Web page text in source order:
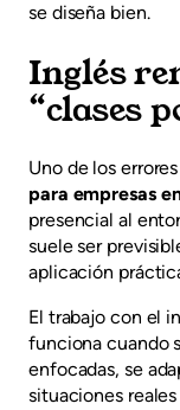
se diseña bien.
Inglés
“clases
Uno de los
para empresas
presencial al
suele ser
aplicación
El trabajo con el
funciona cuando
enfocadas, se
situaciones